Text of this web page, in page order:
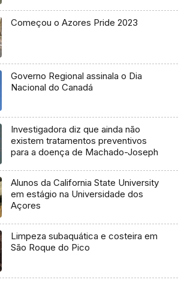
Começou o Azores Pride 2023
Governo Regional assinala o Dia
Nacional do Canadá
Investigadora diz que ainda não
existem tratamentos preventivos
para a doença de Machado-Joseph
Alunos da California State University
em estágio na Universidade dos
Açores
Limpeza subaquática e costeira em
São Roque do Pico